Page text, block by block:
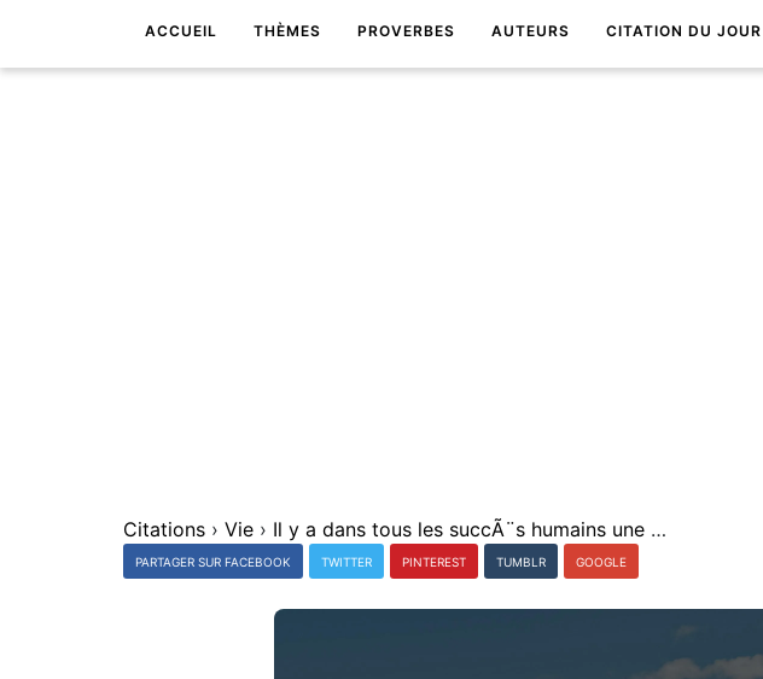
ACCUEIL THÈMES PROVERBES AUTEURS CITATION DU JOUR
Citations › Vie › Il y a dans tous les succÃ¨s humains une part mal dÃ©finie de bonheur.
PARTAGER SUR FACEBOOK TWITTER PINTEREST TUMBLR GOOGLE